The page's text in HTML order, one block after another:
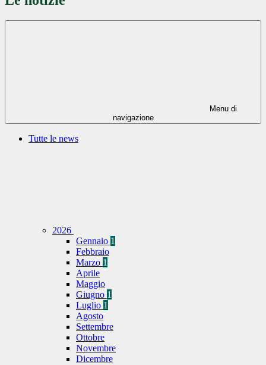
Menu di
navigazione
Tutte le news
2026
Gennaio 1
Febbraio
Marzo 1
Aprile
Maggio
Giugno 1
Luglio 1
Agosto
Settembre
Ottobre
Novembre
Dicembre